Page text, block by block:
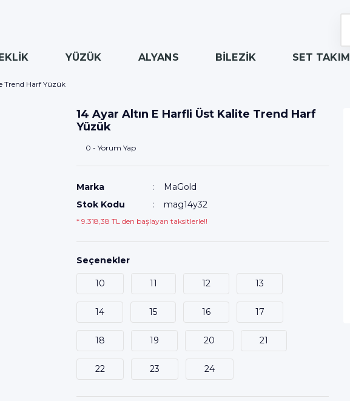
YÜZÜK ALYANS BİLEZİK SET TAKIM
Trend Harf Yüzük
14 Ayar Altın E Harfli Üst Kalite Trend Harf
Yüzük
0 - Yorum Yap
Marka
MaGold
Stok Kodu
mag14y32
* 9.318,38 TL den başlayan taksitlerle!!
Seçenekler
10 11 12 13
14 15 16 17
18 19 20 21
22 23 24